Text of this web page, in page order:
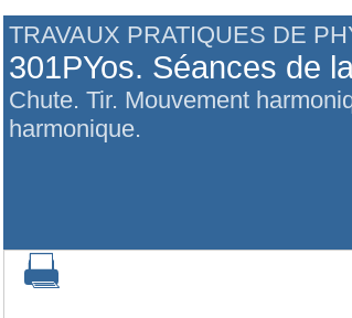
TRAVAUX PRATIQUES DE
301PYos. Séances de
Chute. Tir. Mouvement
harmonique.